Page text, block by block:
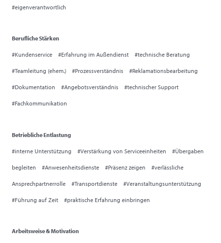
#eigenverantwortlich
Berufliche Stärken
#Kundenservice #Erfahrung im Außendienst #technische Beratung
#Teamleitung (ehem.) #Prozessverständnis #Reklamationsbearbeitung
#Dokumentation #Angebotsverständnis #technischer Support
#Fachkommunikation
Betriebliche Entlastung
#interne Unterstützung #Verstärkung von Serviceeinheiten #Übergaben
begleiten #Anwesenheitsdienste #Präsenz zeigen #verlässliche
Ansprechpartnerrolle #Transportdienste #Veranstaltungsunterstützung
#Führung auf Zeit #praktische Erfahrung einbringen
Arbeitsweise & Motivation